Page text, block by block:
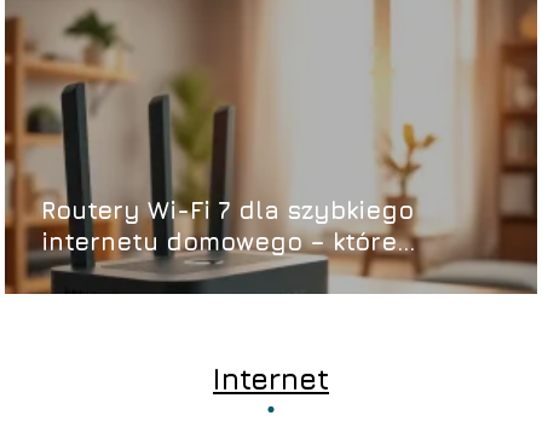
Routery Wi-Fi 7 dla szybkiego
internetu domowego – które
wybrać?
Internet